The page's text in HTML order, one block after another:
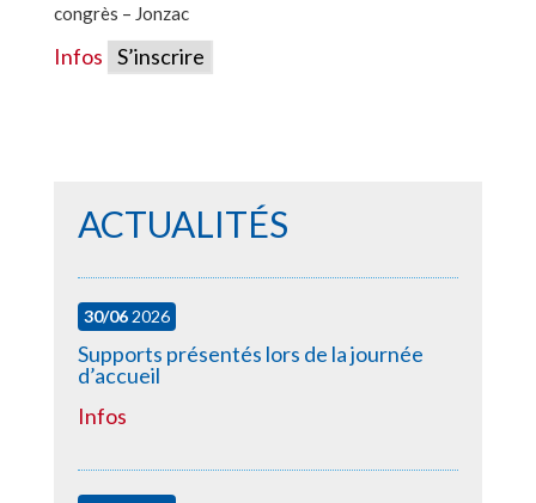
congrès – Jonzac
Infos S’inscrire
ACTUALITÉS
30/062026
Supports présentés lors de la journée
d’accueil
Infos